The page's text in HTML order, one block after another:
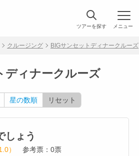
ツアーを探す
クルージング BIGサンセットディナークルーズ
ディナークルーズ
星の数順 リセット
しょう
）
参考票：0票
メニュー